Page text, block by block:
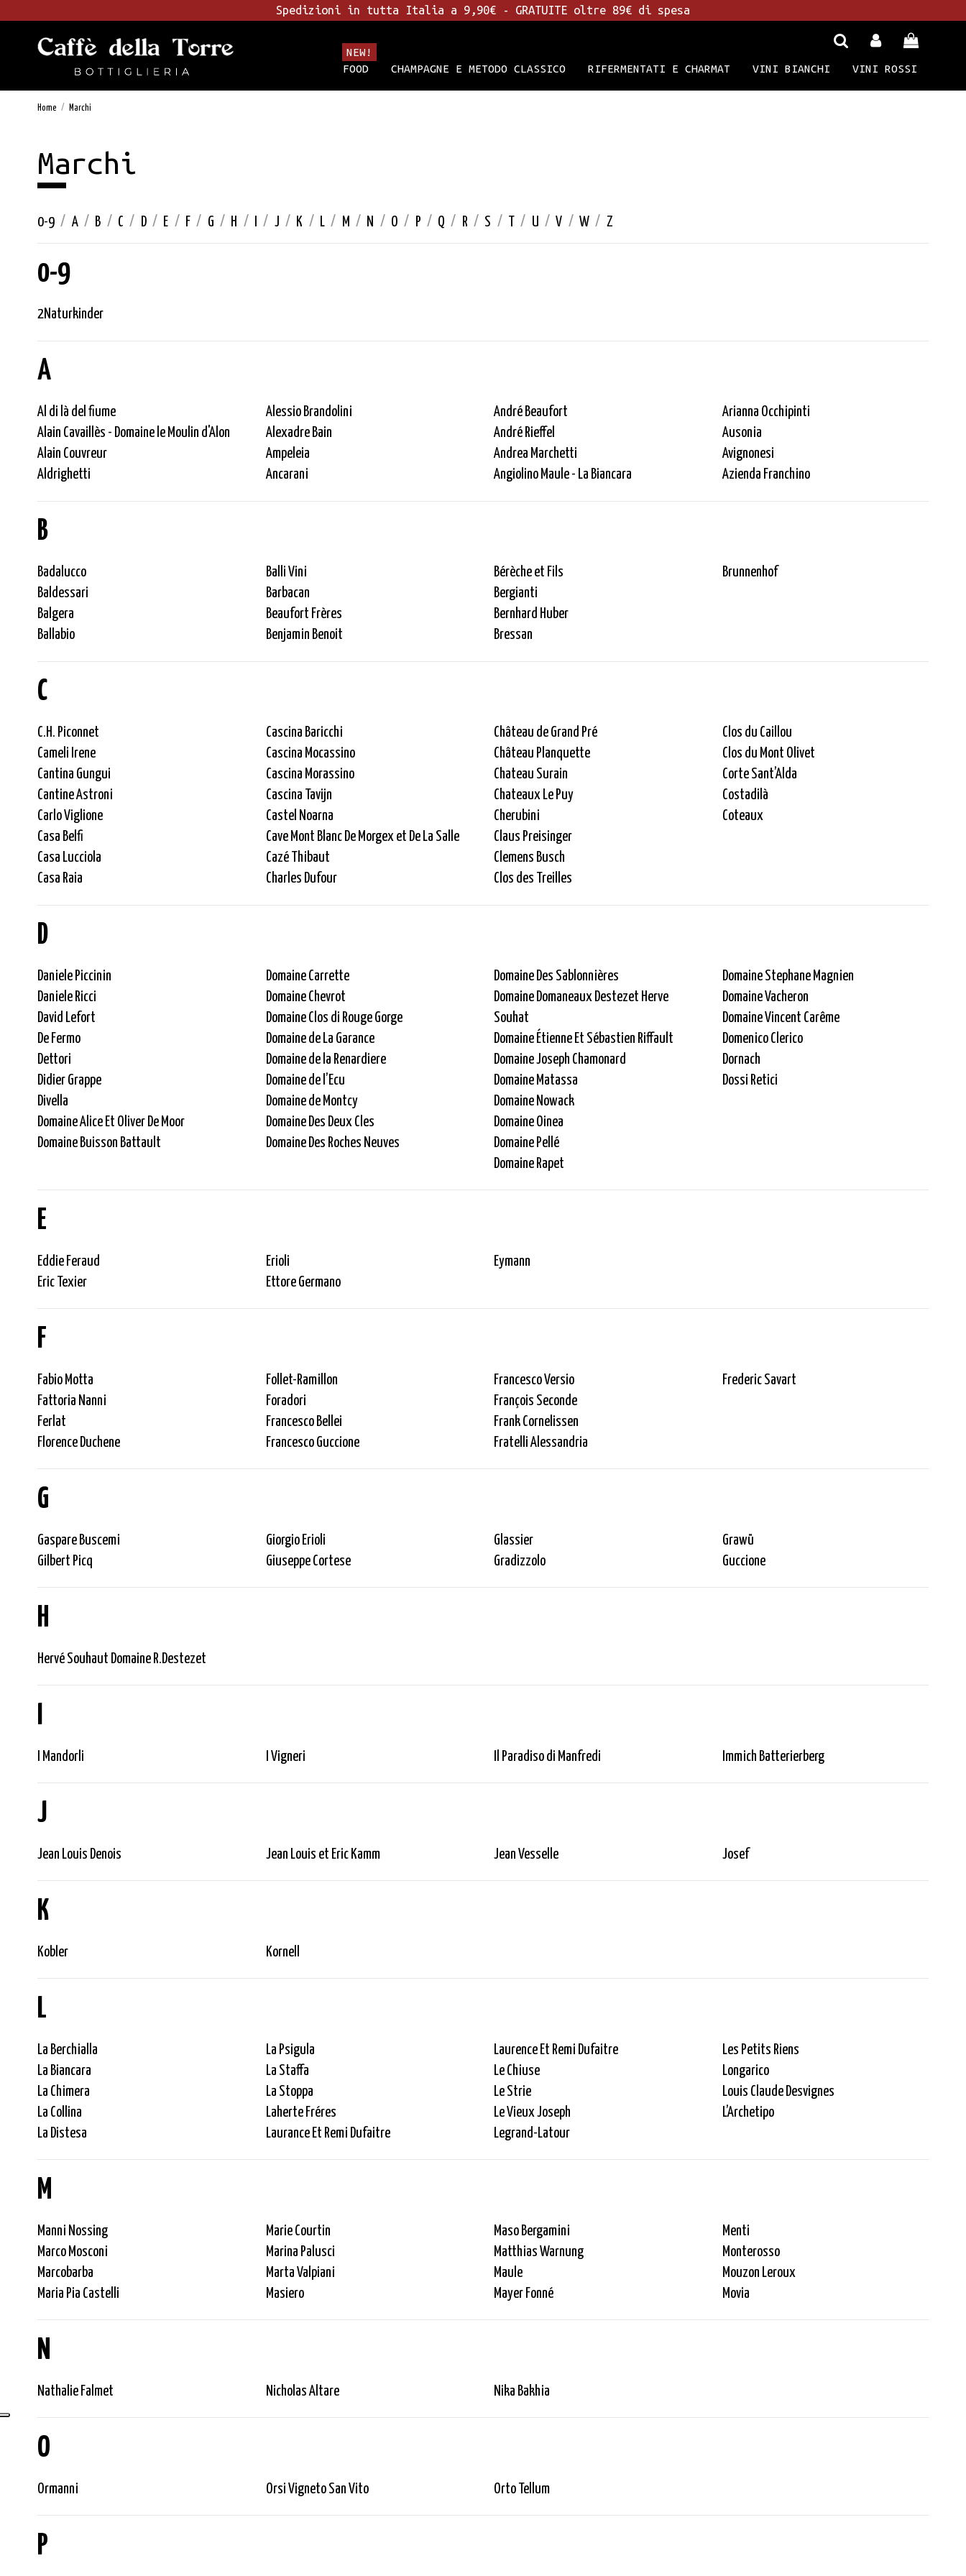
Spedizioni in tutta Italia a 9,90€ - GRATUITE oltre 89€ di spesa
FOOD
NEW!
CHAMPAGNE E METODO CLASSICO
RIFERMENTATI E CHARMAT VINI BIANCHI VINI ROSSI
Home Marchi
Marchi
0-9 / A / B / C / D / E / F / G / H / / J / K / L / M / N / O / P / Q / R / S / / U / V / W / Z
0-9
2Naturkinder
A
Al di là del fiume
Alain Cavaillès - Domaine le Moulin d'Alon
Alain Couvreur
Aldrighetti
Alessio Brandolini
Alexadre Bain
Ampeleia
Ancarani
André Beaufort
André Rieffel
Andrea Marchetti
Angiolino Maule - La Biancara
Arianna Occhipinti
Ausonia
Avignonesi
Azienda Franchino
B
Badalucco
Baldessari
Balgera
Ballabio
Balli Vini
Barbacan
Beaufort Frères
Benjamin Benoit
Bérèche et Fils
Bergianti
Bernhard Huber
Bressan
Brunnenhof
C
C.H. Piconnet
Cameli Irene
Cantina Gungui
Cantine Astroni
Carlo Viglione
Casa Belfi
Casa Lucciola
Casa Raia
Cascina Baricchi
Cascina Mocassino
Cascina Morassino
Cascina Tavijn
Castel Noarna
Cave Mont Blanc De Morgex et De La Salle
Cazé Thibaut
Charles Dufour
Château de Grand Pré
Château Planquette
Chateau Surain
Chateaux Le Puy
Cherubini
Claus Preisinger
Clemens Busch
Clos des Treilles
Clos du Caillou
Clos du Mont Olivet
Corte Sant’Alda
Costadilà
Coteaux
D
Daniele Piccinin
Daniele Ricci
David Lefort
De Fermo
Dettori
Didier Grappe
Divella
Domaine Alice Et Oliver De Moor
Domaine Buisson Battault
Domaine Carrette
Domaine Chevrot
Domaine Clos di Rouge Gorge
Domaine de La Garance
Domaine de la Renardiere
Domaine de l’Ecu
Domaine de Montcy
Domaine Des Deux Cles
Domaine Des Roches Neuves
Domaine Des Sablonnières
Domaine Domaneaux Destezet Herve
Souhat
Domaine Étienne Et Sébastien Riffault
Domaine Joseph Chamonard
Domaine Matassa
Domaine Nowack
Domaine Oinea
Domaine Pellé
Domaine Rapet
Domaine Stephane Magnien
Domaine Vacheron
Domaine Vincent Carême
Domenico Clerico
Dornach
Dossi Retici
E
Eddie Feraud
Eric Texier
Erioli
Ettore Germano
Eymann
F
Fabio Motta
Fattoria Nanni
Ferlat
Florence Duchene
Follet-Ramillon
Foradori
Francesco Bellei
Francesco Guccione
Francesco Versio
François Seconde
Frank Cornelissen
Fratelli Alessandria
Frederic Savart
G
Gaspare Buscemi
Gilbert Picq
Giorgio Erioli
Giuseppe Cortese
Glassier
Gradizzolo
Grawü
Guccione
H
Hervé Souhaut Domaine R.Destezet
I
I Mandorli I Vigneri Il Paradiso di Manfredi Immich Batterierberg
J
Jean Louis Denois Jean Louis et Eric Kamm Jean Vesselle Josef
K
Kobler Kornell
L
La Berchialla
La Biancara
La Chimera
La Collina
La Distesa
La Psigula
La Staffa
La Stoppa
Laherte Fréres
Laurance Et Remi Dufaitre
Laurence Et Remi Dufaitre
Le Chiuse
Le Strie
Le Vieux Joseph
Legrand-Latour
Les Petits Riens
Longarico
Louis Claude Desvignes
L’Archetipo
M
Manni Nossing
Marco Mosconi
Marcobarba
Maria Pia Castelli
Marie Courtin
Marina Palusci
Marta Valpiani
Masiero
Maso Bergamini
Matthias Warnung
Maule
Mayer Fonné
Menti
Monterosso
Mouzon Leroux
Movia
N
Nathalie Falmet Nicholas Altare Nika Bakhia
O
Ormanni Orsi Vigneto San Vito Orto Tellum
P